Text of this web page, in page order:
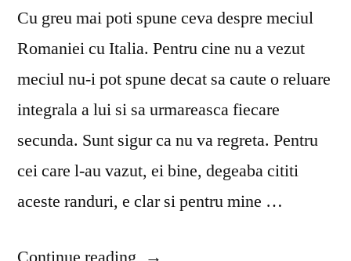
Cu greu mai poti spune ceva despre meciul
Romaniei cu Italia. Pentru cine nu a vezut
meciul nu-i pot spune decat sa caute o reluare
integrala a lui si sa urmareasca fiecare
secunda. Sunt sigur ca nu va regreta. Pentru
cei care l-au vazut, ei bine, degeaba cititi
aceste randuri, e clar si pentru mine …
“Euro